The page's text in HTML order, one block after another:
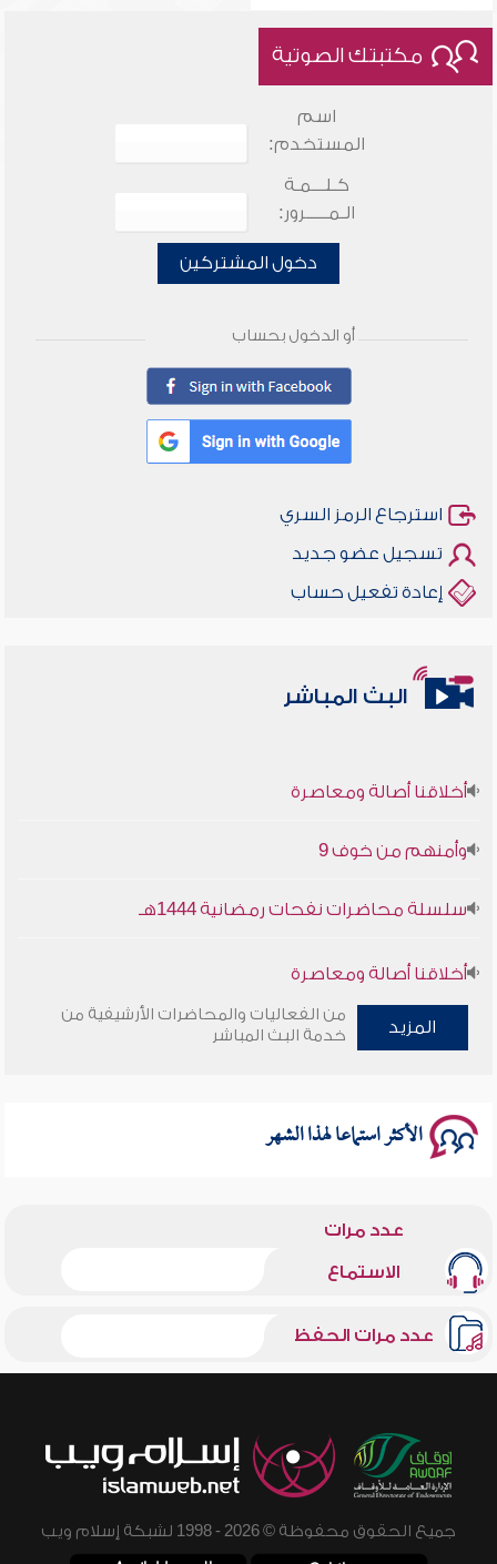
مكتبتك الصوتية
اسم
المستخدم:
كـلـــمـة
الـمـــــرور:
دخول المشتركين
أو الدخول بحساب
استرجاع الرمز السري
تسجيل عضو جديد
إعادة تفعيل حساب
البث المباشر
أخلاقنا أصالة ومعاصرة
وأمنهم من خوف 9
سلسلة محاضرات نفحات رمضانية 1444هـ
أخلاقنا أصالة ومعاصرة
وأمنهم من خوف 9
المزيد
من الفعاليات والمحاضرات الأرشيفية من
خدمة البث المباشر
الأكثر استماعا لهذا الشهر
عدد مرات
الاستماع
عدد مرات الحفظ
جميع الحقوق محفوظة © 2026 - 1998 لشبكة إسلام ويب